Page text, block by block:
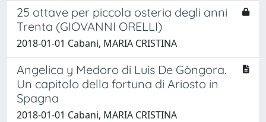
25 ottave per piccola osteria degli anni
Trenta (GIOVANNI ORELLI)
2018-01-01 Cabani, MARIA CRISTINA
Angelica y Medoro di Luis De Gòngora.
Un capitolo della fortuna di Ariosto in
Spagna
2018-01-01 Cabani, MARIA CRISTINA